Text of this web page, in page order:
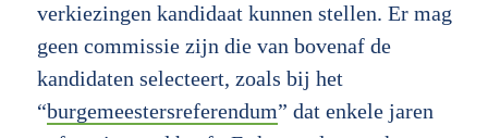
verkiezingen kandidaat kunnen stellen. Er mag
geen commissie zijn die van bovenaf de
kandidaten selecteert, zoals bij het
“burgemeestersreferendum” dat enkele jaren